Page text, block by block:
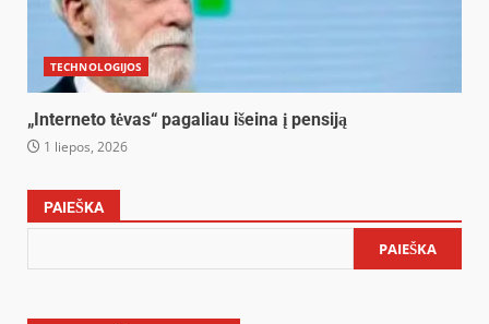
TECHNOLOGIJOS
„Interneto tėvas“ pagaliau išeina į pensiją
1 liepos, 2026
PAIEŠKA
PAIEŠKA